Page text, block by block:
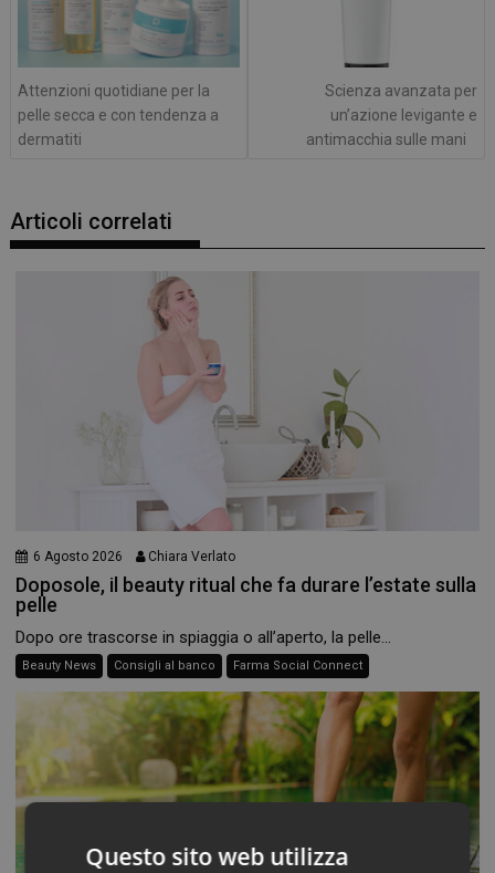
Attenzioni quotidiane per la
pelle secca e con tendenza a
dermatiti
Scienza avanzata per
un’azione levigante e
antimacchia sulle mani
Articoli correlati
6 Agosto 2026 Chiara Verlato
Doposole, il beauty ritual che fa durare l’estate sulla
pelle
Dopo ore trascorse in spiaggia o all’aperto, la pelle...
Beauty News Consigli al banco Farma Social Connect
Questo sito web utilizza